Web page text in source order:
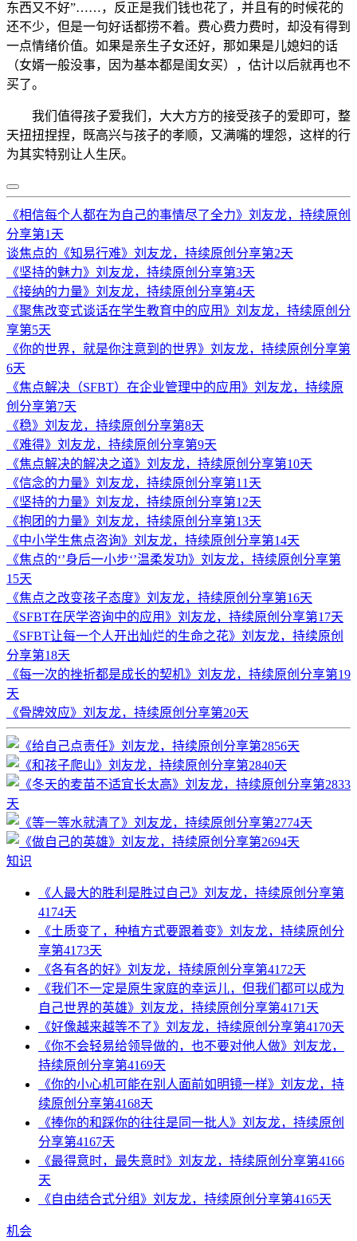
东西又不好”……，反正是我们钱也花了，并且有的时候花的
还不少，但是一句好话都捞不着。费心费力费时，却没有得到
一点情绪价值。如果是亲生子女还好，那如果是儿媳妇的话
（女婿一般没事，因为基本都是闺女买），估计以后就再也不
买了。
我们值得孩子爱我们，大大方方的接受孩子的爱即可，整
天扭扭捏捏，既高兴与孩子的孝顺，又满嘴的埋怨，这样的行
为其实特别让人生厌。
《相信每个人都在为自己的事情尽了全力》刘友龙，持续原创
分享第1天
谈焦点的《知易行难》刘友龙，持续原创分享第2天
《坚持的魅力》刘友龙，持续原创分享第3天
《接纳的力量》刘友龙，持续原创分享第4天
《聚焦改变式谈话在学生教育中的应用》刘友龙，持续原创分
享第5天
《你的世界，就是你注意到的世界》刘友龙，持续原创分享第
6天
《焦点解决（SFBT）在企业管理中的应用》刘友龙，持续原
创分享第7天
《稳》刘友龙，持续原创分享第8天
《难得》刘友龙，持续原创分享第9天
《焦点解决的解决之道》刘友龙，持续原创分享第10天
《信念的力量》刘友龙，持续原创分享第11天
《坚持的力量》刘友龙，持续原创分享第12天
《抱团的力量》刘友龙，持续原创分享第13天
《中小学生焦点咨询》刘友龙，持续原创分享第14天
《焦点的‘’身后一小步‘’温柔发功》刘友龙，持续原创分享第
15天
《焦点之改变孩子态度》刘友龙，持续原创分享第16天
《SFBT在厌学咨询中的应用》刘友龙，持续原创分享第17天
《SFBT让每一个人开出灿烂的生命之花》刘友龙，持续原创
分享第18天
《每一次的挫折都是成长的契机》刘友龙，持续原创分享第19
天
《骨牌效应》刘友龙，持续原创分享第20天
知识
《人最大的胜利是胜过自己》刘友龙，持续原创分享第
4174天
《土质变了，种植方式要跟着变》刘友龙，持续原创分
享第4173天
《各有各的好》刘友龙，持续原创分享第4172天
《我们不一定是原生家庭的幸运儿，但我们都可以成为
自己世界的英雄》刘友龙，持续原创分享第4171天
《好像越来越等不了》刘友龙，持续原创分享第4170天
《你不会轻易给领导做的，也不要对他人做》刘友龙，
持续原创分享第4169天
《你的小心机可能在别人面前如明镜一样》刘友龙，持
续原创分享第4168天
《捧你的和踩你的往往是同一批人》刘友龙，持续原创
分享第4167天
《最得意时，最失意时》刘友龙，持续原创分享第4166
天
《自由结合式分组》刘友龙，持续原创分享第4165天
机会